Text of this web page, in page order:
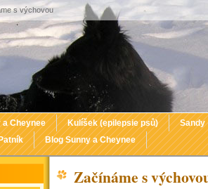
a Cheynee Kulíšek (epilepsie psů)
Sandy
Blog Sunny a Cheynee
Začínáme s
s výchovou